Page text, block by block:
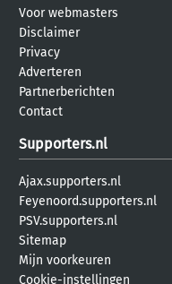
Voor webmasters
Disclaimer
Privacy
Adverteren
Partnerberichten
Contact
Supporters.nl
Ajax.supporters.nl
Feyenoord.supporters.nl
PSV.supporters.nl
Sitemap
Mijn voorkeuren
Cookie-instellingen